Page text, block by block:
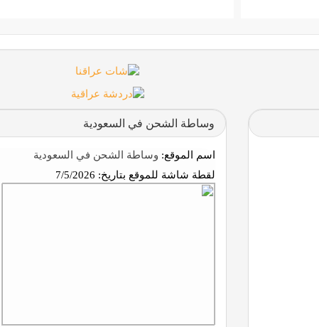
وساطة الشحن في السعودية
اسم الموقع: وساطة الشحن في السعودية
لقطة شاشة للموقع بتاريخ: